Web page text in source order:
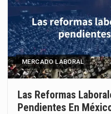
MERCADO LABORAL
Las Reformas
Pendientes En